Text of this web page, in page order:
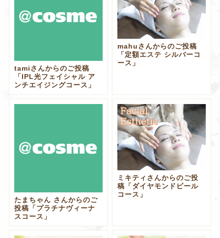
tamiさんからのご投稿
「IPL光フェイシャル ア
ンチエイジングコース」
mahuさんからのご投稿
「定額エステ シルバーコ
ース」
たまちゃん さんからのご
投稿「プラチナヴィーナ
スコース」
ミキティさんからのご投
稿「ダイヤモンドピール
コース」